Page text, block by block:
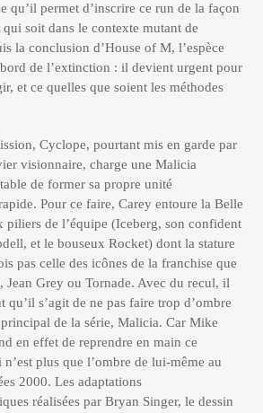
qu’il permet d’inscrire ce run de la façon
soit dans le contexte mutant de
la conclusion d’House of M, l’espèce
de l’extinction : il devient urgent pour
et ce quelles que soient les méthodes
Cyclope, pourtant mis en garde par
visionnaire, charge une Malicia
de former sa propre unité
Pour ce faire, Carey entoure la Belle
piliers de l’équipe (Iceberg, son confident
et le bouseux Rocket) dont la stature
pas celle des icônes de la franchise que
Jean Grey ou Tornade. Avec du recul, il
qu’il s’agit de ne pas faire trop d’ombre
de la série, Malicia. Car Mike
en effet de reprendre en main ce
plus que l’ombre de lui-même au
2000. Les adaptations
réalisées par Bryan Singer, le dessin